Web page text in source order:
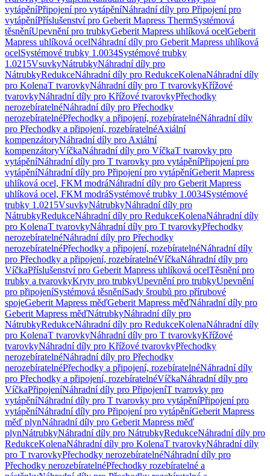
vytápěníPřipojení pro vytápěníNáhradní díly pro Připojení pro
vytápěníPříslušenství pro Geberit Mapress ThermSystémová
těsněníUpevnění pro trubkyGeberit Mapress uhlíková ocelGeberit
Mapress uhlíková ocelNáhradní díly pro Geberit Mapress uhlíková
ocelSystémové trubky 1.0034Systémové trubky
1.0215VsuvkyNátrubkyNáhradní díly pro
NátrubkyRedukceNáhradní díly pro RedukceKolenaNáhradní díly
pro KolenaT tvarovkyNáhradní díly pro T tvarovkyKřížové
tvarovkyNáhradní díly pro Křížové tvarovkyPřechodky
nerozebíratelnéNáhradní díly pro Přechodky
nerozebíratelnéPřechodky a připojení, rozebíratelnéNáhradní díly
pro Přechodky a připojení, rozebíratelnéAxiální
kompenzátoryNáhradní díly pro Axiální
kompenzátoryVíčkaNáhradní díly pro VíčkaT tvarovky pro
vytápěníNáhradní díly pro T tvarovky pro vytápěníPřipojení pro
vytápěníNáhradní díly pro Připojení pro vytápěníGeberit Mapress
uhlíková ocel, FKM modráNáhradní díly pro Geberit Mapress
uhlíková ocel, FKM modráSystémové trubky 1.0034Systémové
trubky 1.0215VsuvkyNátrubkyNáhradní díly pro
NátrubkyRedukceNáhradní díly pro RedukceKolenaNáhradní díly
pro KolenaT tvarovkyNáhradní díly pro T tvarovkyPřechodky
nerozebíratelnéNáhradní díly pro Přechodky
nerozebíratelnéPřechodky a připojení, rozebíratelnéNáhradní díly
pro Přechodky a připojení, rozebíratelnéVíčkaNáhradní díly pro
VíčkaPříslušenství pro Geberit Mapress uhlíková ocelTěsnění pro
trubky a tvarovkyKryty pro trubkyUpevnění pro trubkyUpevnění
pro připojeníSystémová těsněníSady šroubů pro přírubové
spojeGeberit Mapress měďGeberit Mapress měďNáhradní díly pro
Geberit Mapress měďNátrubkyNáhradní díly pro
NátrubkyRedukceNáhradní díly pro RedukceKolenaNáhradní díly
pro KolenaT tvarovkyNáhradní díly pro T tvarovkyKřížové
tvarovkyNáhradní díly pro Křížové tvarovkyPřechodky
nerozebíratelnéNáhradní díly pro Přechodky
nerozebíratelnéPřechodky a připojení, rozebíratelnéNáhradní díly
pro Přechodky a připojení, rozebíratelnéVíčkaNáhradní díly pro
VíčkaPřipojeníNáhradní díly pro PřipojeníT tvarovky pro
vytápěníNáhradní díly pro T tvarovky pro vytápěníPřipojení pro
vytápěníNáhradní díly pro Připojení pro vytápěníGeberit Mapress
měď plynNáhradní díly pro Geberit Mapress měď
plynNátrubkyNáhradní díly pro NátrubkyRedukceNáhradní díly pro
RedukceKolenaNáhradní díly pro KolenaT tvarovkyNáhradní díly
pro T tvarovkyPřechodky nerozebíratelnéNáhradní díly pro
Přechodky nerozebíratelnéPřechodky rozebíratelné a